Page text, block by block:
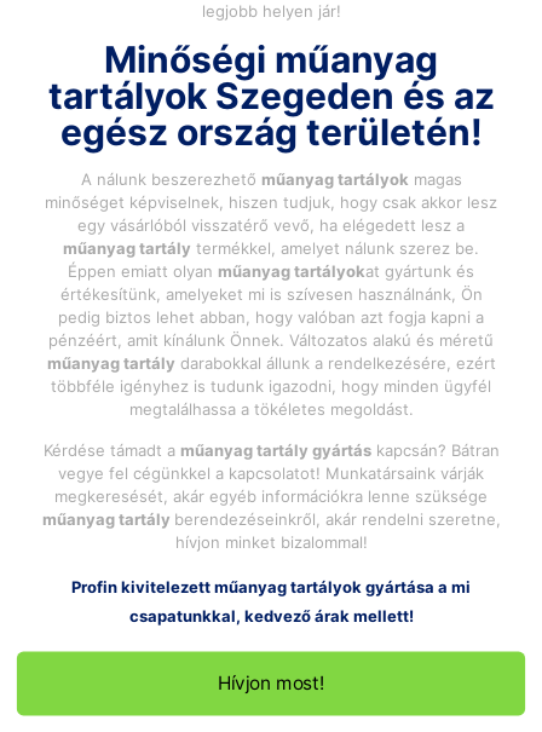
legjobb helyen jár!
Minőségi műanyag
tartályok Szegeden és az
egész ország területén!
A nálunk beszerezhető műanyag tartályok magas
minőséget képviselnek, hiszen tudjuk, hogy csak akkor lesz
egy vásárlóból visszatérő vevő, ha elégedett lesz a
műanyag tartály termékkel, amelyet nálunk szerez be.
Éppen emiatt olyan műanyag tartályokat gyártunk és
értékesítünk, amelyeket mi is szívesen használnánk, Ön
pedig biztos lehet abban, hogy valóban azt fogja kapni a
pénzéért, amit kínálunk Önnek. Változatos alakú és méretű
műanyag tartály darabokkal állunk a rendelkezésére, ezért
többféle igényhez is tudunk igazodni, hogy minden ügyfél
megtalálhassa a tökéletes megoldást.
Kérdése támadt a műanyag tartály gyártáskapcsán? Bátran
vegye fel cégünkkel a kapcsolatot! Munkatársaink várják
megkeresését, akár egyéb információkra lenne szüksége
műanyag tartály berendezéseinkről, akár rendelni szeretne,
hívjon minket bizalommal!
Profin kivitelezettműanyag tartályok gyártása a mi
csapatunkkal, kedvező árak mellett!
Hívjon most!